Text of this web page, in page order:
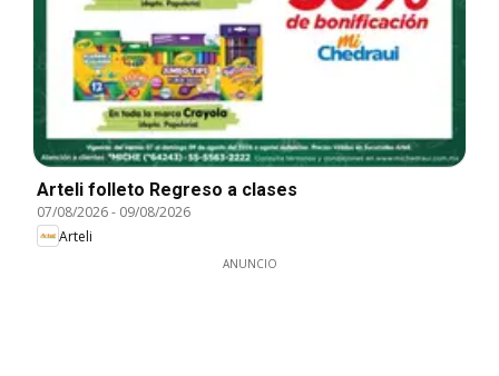
Arteli folleto Regreso a clases
07/08/2026- 09/08/2026
Arteli
ANUNCIO